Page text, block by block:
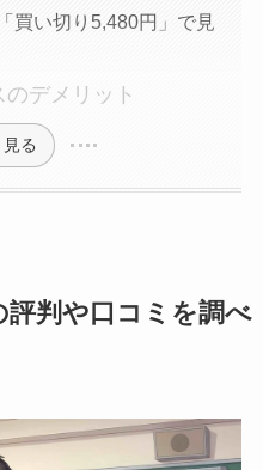
買い切り5,480円」で見
デメリット
る
判や口コミを調べ